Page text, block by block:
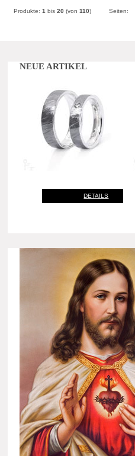
Produkte:1 bis20 (von110) Seiten:
NEUE ARTIKEL
DETAILS